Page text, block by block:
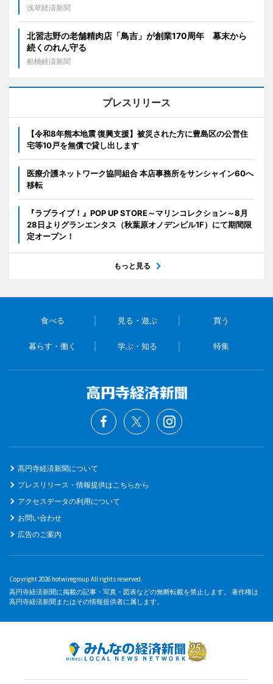
浅草経済新聞
北習志野の老舗精肉店「鳥吉」が創業170周年 幕末から
続くのれん守る
船橋経済新聞
プレスリリース
【令和8年熊本地震 復興支援】被災された方に豊島区の公営住
宅等10戸を無償で貸し出します
医療介護ネットワーク協同組合 本店事務所をサンシャイン60へ
移転
『ラブライブ！』POP UP STORE～マリンコレクション～8月
28日よりグランエンタス（秋葉原オノデンビル1F）にて期間限
定オープン！
もっと見る
食べる 見る・遊ぶ 買う
暮らす・働く 学ぶ・知る 特集
高円寺経済新聞について
プレスリリース・情報提供はこちらから
アクセスデータの利用について
お問い合わせ
広告のご案内
Copyright 2026 hotwiregroup All rights reserved.
高円寺経済新聞に掲載の記事・写真・図表などの無断転載を禁止します。 著作権は
高円寺経済新聞またはその情報提供者に属します。